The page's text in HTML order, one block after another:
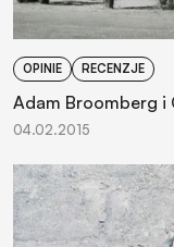
OPINIE RECENZJE
Adam Broomberg i
04.02.2015